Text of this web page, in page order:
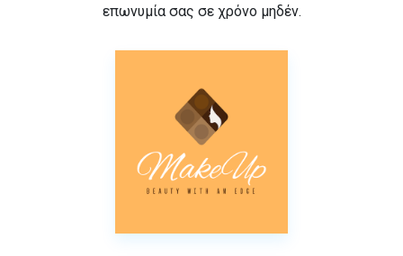
επωνυμία σας σε χρόνο μηδέν.